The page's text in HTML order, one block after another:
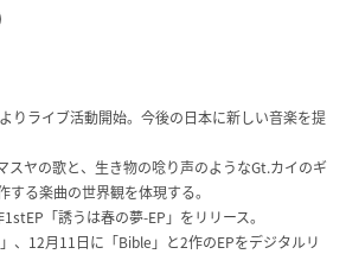
りライブ活動開始。今後の日本に新しい音楽を提
スヤの歌と、生き物の唸り声のようなGt.カイのギ
る楽曲の世界観を体現する。
「誘うは春の夢-EP」をリリース。
、12月11日に「Bible」と2作のEPをデジタルリ